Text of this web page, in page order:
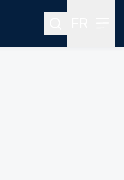
Rechercher